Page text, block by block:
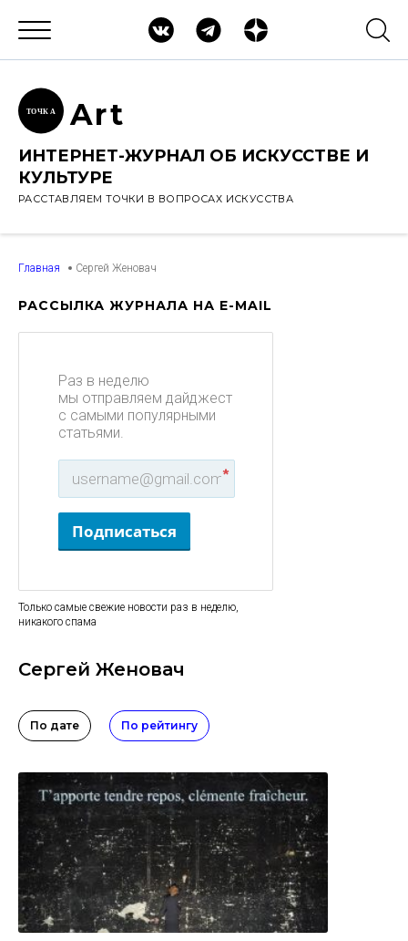
ТОЧК А Art
ИНТЕРНЕТ-ЖУРНАЛ ОБ ИСКУССТВЕ И
КУЛЬТУРЕ
РАССТАВЛЯЕМ ТОЧКИ В ВОПРОСАХ ИСКУССТВА
Главная Сергей Женовач
РАССЫЛКА ЖУРНАЛА НА E-MAIL
Раз в неделю
мы отправляем дайджест
с самыми популярными
статьями.
*
Подписаться
Только самые свежие новости раз в неделю,
никакого спама
Сергей Женовач
По дате По рейтингу